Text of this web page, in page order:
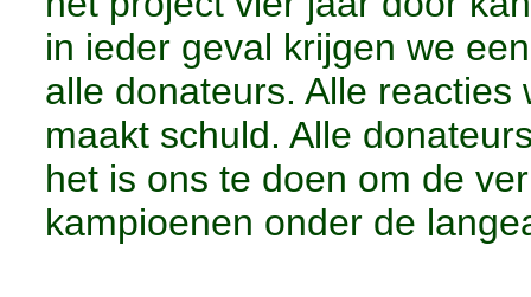
in ieder geval krijgen we
alle donateurs. Alle
maakt schuld. Alle
het is ons te doen om de
kampioenen onder de